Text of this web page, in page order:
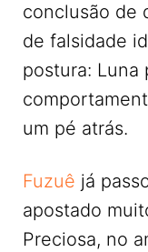
conclusão de
de falsidade
postura: Luna
um pé atrás.
Fuzuê já
apostado
Preciosa, no